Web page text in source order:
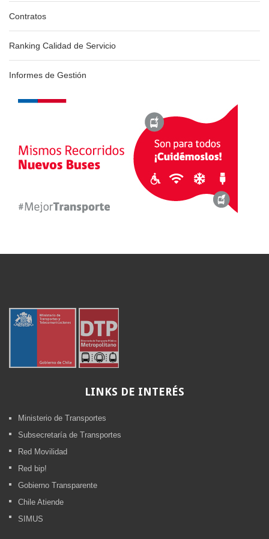
Contratos
Ranking Calidad de Servicio
Informes de Gestión
LINKS DE INTERÉS
Ministerio de Transportes
Subsecretaría de Transportes
Red Movilidad
Red bip!
Gobierno Transparente
Chile Atiende
SIMUS